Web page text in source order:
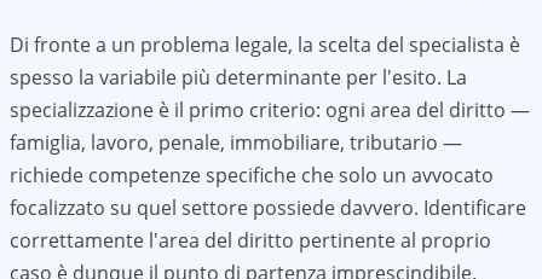
Di fronte a un problema legale, la scelta del specialista è
spesso la variabile più determinante per l'esito. La
specializzazione è il primo criterio: ogni area del diritto —
famiglia, lavoro, penale, immobiliare, tributario —
richiede competenze specifiche che solo un avvocato
focalizzato su quel settore possiede davvero. Identificare
correttamente l'area del diritto pertinente al proprio
caso è dunque il punto di partenza imprescindibile.